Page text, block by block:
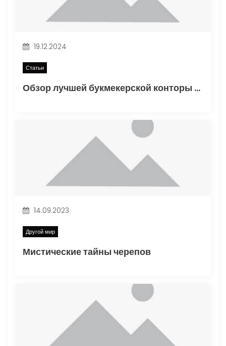
и
с
19.12.2024
Статьи
Обзор лучшей букмекерской конторы Винлайн в России
14.09.2023
Другой мир
Мистические тайны черепов